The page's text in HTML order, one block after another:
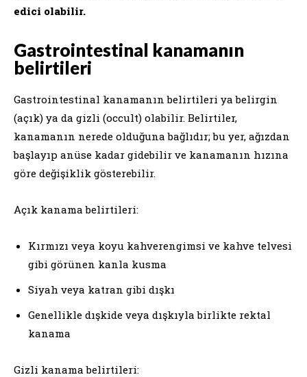
edici olabilir.
Gastrointestinal kanamanın
belirtileri
Gastrointestinal kanamanın belirtileri ya belirgin
(açık) ya da gizli (occult) olabilir. Belirtiler,
kanamanın nerede olduğuna bağlıdır; bu yer, ağızdan
başlayıp anüse kadar gidebilir ve kanamanın hızına
göre değişiklik gösterebilir.
Açık kanama belirtileri:
Kırmızı veya koyu kahverengimsi ve kahve telvesi
gibi görünen kanla kusma
Siyah veya katran gibi dışkı
Genellikle dışkide veya dışkıyla birlikte rektal
kanama
Gizli kanama belirtileri: